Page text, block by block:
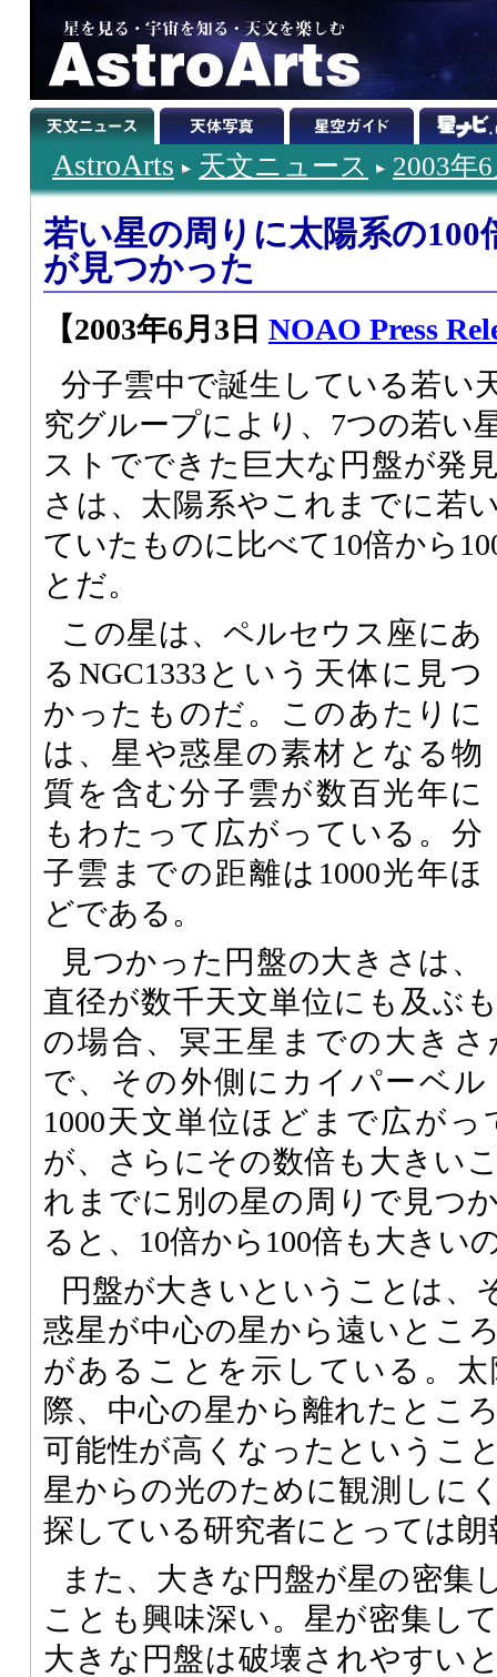
AstroArts 天文ニュース 2003年
若い星の周りに太陽系の
が見つかった
【2003年6月3日 NOAO Press
分子雲中で誕生している若い
究グループにより、7つの若い
ストでできた巨大な円盤が発
さは、太陽系やこれまでに若
ていたものに比べて10倍から
とだ。
この星は、ペルセウス座にあ
るNGC1333という天体に見つ
かったものだ。このあたりに
は、星や惑星の素材となる物
質を含む分子雲が数百光年に
もわたって広がっている。分
子雲までの距離は1000光年ほ
どである。
見つかった円盤の大きさは、
直径が数千天文単位にも及ぶ
の場合、冥王星までの大き
で、その外側にカイパーベ
1000天文単位ほどまで広が
が、さらにその数倍も大きい
れまでに別の星の周りで見つ
ると、10倍から100倍も大きい
円盤が大きいということは、
惑星が中心の星から遠いとこ
があることを示している。
際、中心の星から離れたとこ
可能性が高くなったというこ
星からの光のために観測しに
探している研究者にとっては
また、大きな円盤が星の密集
ことも興味深い。星が密集し
大きな円盤は破壊されやすい